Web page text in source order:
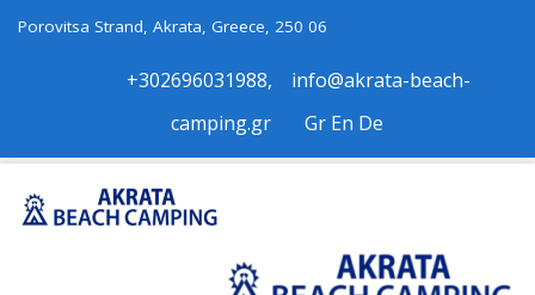
Porovitsa Strand, Akrata, Greece, 250 06
+302696031988, info@akrata-beach-
camping.gr
Gr Εn De